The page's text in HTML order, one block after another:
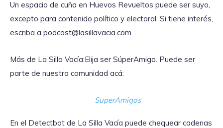
Un espacio de cuña en Huevos Revueltos puede ser suyo,
excepto para contenido político y electoral. Si tiene interés,
escriba a podcast@lasillavacia.com
Más de La Silla Vacía:Elija ser SúperAmigo. Puede ser
parte de nuestra comunidad acá:
SuperAmigos
En el Detectbot de La Silla Vacía puede chequear cadenas